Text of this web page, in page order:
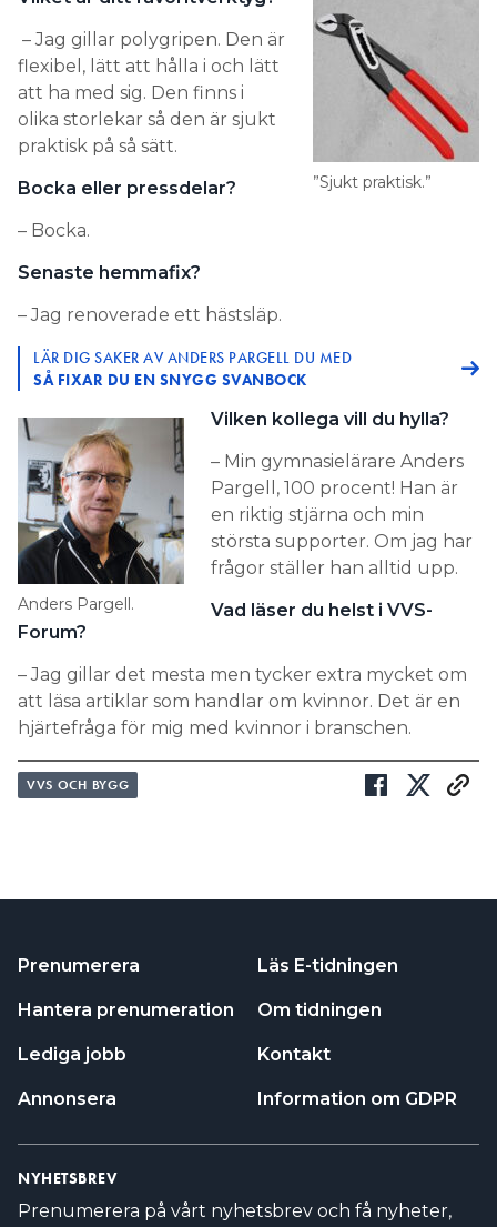
”Sjukt praktisk.”
– Jag gillar polygripen. Den är
flexibel, lätt att hålla i och lätt
att ha med sig. Den finns i
olika storlekar så den är sjukt
praktisk på så sätt.
Bocka eller pressdelar?
– Bocka.
Senaste hemmafix?
– Jag renoverade ett hästsläp.
LÄR DIG SAKER AV ANDERS PARGELL DU MED
SÅ FIXAR DU EN SNYGG SVANBOCK
Anders Pargell.
Vilken kollega vill du hylla?
– Min gymnasielärare Anders
Pargell, 100 procent! Han är
en riktig stjärna och min
största supporter. Om jag har
frågor ställer han alltid upp.
Vad läser du helst i VVS-
Forum?
– Jag gillar det mesta men tycker extra mycket om
att läsa artiklar som handlar om kvinnor. Det är en
hjärtefråga för mig med kvinnor i branschen.
VVS OCH BYGG
Prenumerera
Hantera prenumeration
Lediga jobb
Annonsera
Läs E-tidningen
Om tidningen
Kontakt
Information om GDPR
NYHETSBREV
Prenumerera på vårt nyhetsbrev och få nyheter,